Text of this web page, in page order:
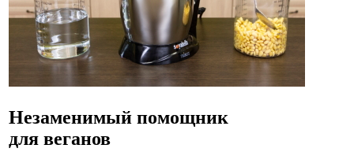
Незаменимый помощник
для веганов